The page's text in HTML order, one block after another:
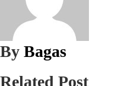
By Bagas
Related Post